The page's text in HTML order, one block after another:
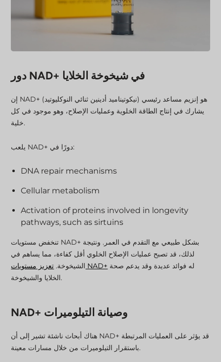
دور NAD+ في شيخوخة الخلايا
إن NAD+ (نيكوتيناميد أدينين ثنائي النوكليوتيد) هو إنزيم مساعد رئيسي
يشارك في إنتاج الطاقة الخلوية وعمليات الإصلاح، وهو موجود في كل
خلية.
يلعب NAD+ دورًا في:
DNA repair mechanisms
Cellular metabolism
Activation of proteins involved in longevity
pathways, such as sirtuins
تنخفض مستويات NAD+ بشكل طبيعي مع التقدم في العمر. ونتيجة
لذلك، قد تصبح عمليات الإصلاح الخلوي أقل كفاءة، مما يساهم في
الشيخوخة. تعزيز مستويات NAD+
الخلايا والشيخوخة.
NAD+ وصيانة التيلوميرات
هناك أبحاث ناشئة تشير إلى أن NAD+ قد يؤثر على العمليات المرتبطة
باستقرار التيلوميرات من خلال مسارات معينة.